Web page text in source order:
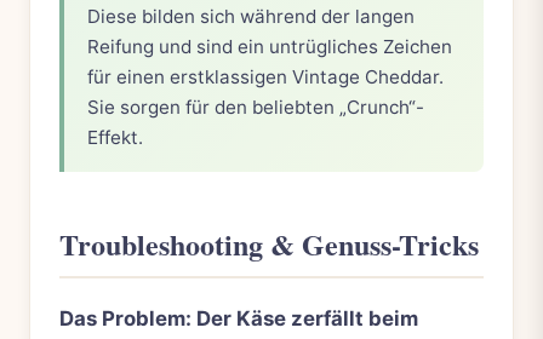
Diese bilden sich während der langen
Reifung und sind ein untrügliches Zeichen
für einen erstklassigen Vintage Cheddar.
Sie sorgen für den beliebten „Crunch“-
Effekt.
Troubleshooting & Genuss-Tricks
Das Problem: Der Käse zerfällt beim